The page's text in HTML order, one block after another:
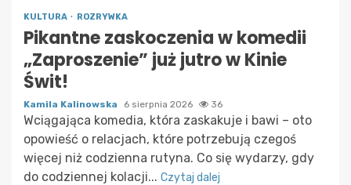
KULTURA ROZRYWKA
Pikantne zaskoczenia w komedii
„Zaproszenie” już jutro w Kinie
Świt!
Kamila Kalinowska 6 sierpnia 2026 36
Wciągająca komedia, która zaskakuje i bawi – oto
opowieść o relacjach, które potrzebują czegoś
więcej niż codzienna rutyna. Co się wydarzy, gdy
do codziennej kolacji... Czytaj dalej